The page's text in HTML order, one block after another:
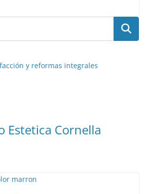
y reformas integrales
Estetica Cornella